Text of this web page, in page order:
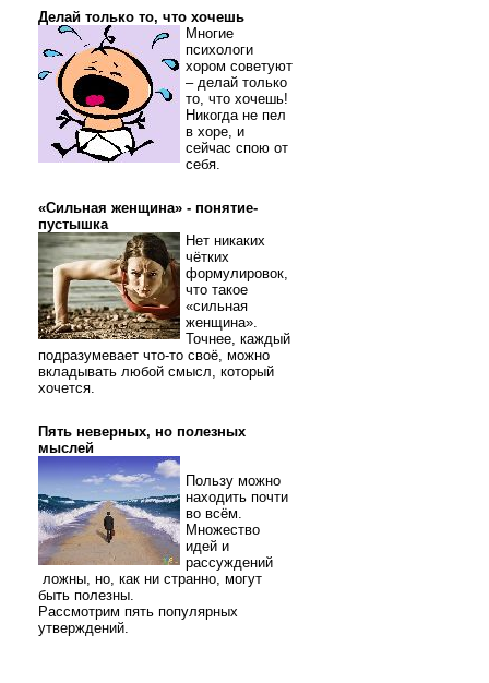
Делай только то, что хочешь
Многие
психологи
хором советуют
– делай только
то, что хочешь!
Никогда не пел
в хоре, и
сейчас спою от
себя.
«Сильная женщина» - понятие-
пустышка
Нет никаких
чётких
формулировок,
что такое
«сильная
женщина».
Точнее, каждый
подразумевает что-то своё, можно
вкладывать любой смысл, который
хочется.
Пять неверных, но полезных
мыслей
Пользу можно
находить почти
во всём.
Множество
идей и
рассуждений
ложны, но, как ни странно, могут
быть полезны.
Рассмотрим пять популярных
утверждений.